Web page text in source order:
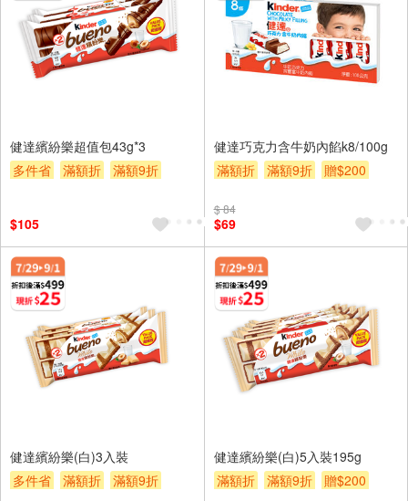
健達繽紛樂超值包43g*3
多件省
滿額折
滿額9折
$105
健達巧克力含牛奶內餡k8/100g
滿額折
滿額9折 贈$200
$ 84
$69
健達繽紛樂(白)3入裝
多件省
滿額折
滿額9折
健達繽紛樂(白)5入裝195g
滿額折
滿額9折 贈$200